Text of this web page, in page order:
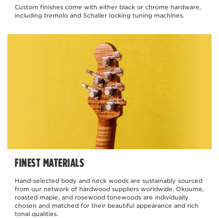
Custom finishes come with either black or chrome hardware,
including tremolo and Schaller locking tuning machines.
FINEST MATERIALS
Hand-selected body and neck woods are sustainably sourced
from our network of hardwood suppliers worldwide. Okoume,
roasted maple, and rosewood tonewoods are individually
chosen and matched for their beautiful appearance and rich
tonal qualities.